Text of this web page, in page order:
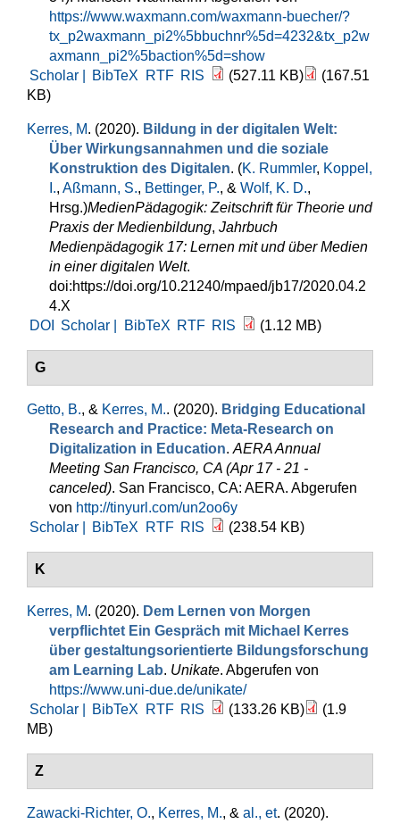
https://www.waxmann.com/waxmann-buecher/?
tx_p2waxmann_pi2%5bbuchnr%5d=4232&tx_p2w
axmann_pi2%5baction%5d=show
Scholar |
BibTeX RTF RIS (527.11 KB)
(167.51
KB)
Kerres, M. (2020). Bildung in der digitalen Welt:
Über Wirkungsannahmen und die soziale
Konstruktion des Digitalen. (K. Rummler, Koppel,
I., Aßmann, S., Bettinger, P., & Wolf, K. D.,
Hrsg.)MedienPädagogik: Zeitschrift für Theorie und
Praxis der Medienbildung, Jahrbuch
Medienpädagogik 17: Lernen mit und über Medien
in einer digitalen Welt.
doi:https://doi.org/10.21240/mpaed/jb17/2020.04.2
4.X
DOI
Scholar | BibTeX RTF RIS (1.12 MB)
G
Getto, B., & Kerres, M.. (2020). Bridging Educational
Research and Practice: Meta-Research on
Digitalization in Education. AERA Annual
Meeting San Francisco, CA (Apr 17 - 21 -
canceled). San Francisco, CA: AERA. Abgerufen
von http://tinyurl.com/un2oo6y
Scholar |
BibTeX RTF RIS (238.54 KB)
K
Kerres, M. (2020). Dem Lernen von Morgen
verpflichtet Ein Gespräch mit Michael Kerres
über gestaltungsorientierte Bildungsforschung
am Learning Lab. Unikate. Abgerufen von
https://www.uni-due.de/unikate/
Scholar |
BibTeX RTF RIS (133.26 KB)
(1.9
MB)
Z
Zawacki-Richter, O., Kerres, M., & al., et. (2020).